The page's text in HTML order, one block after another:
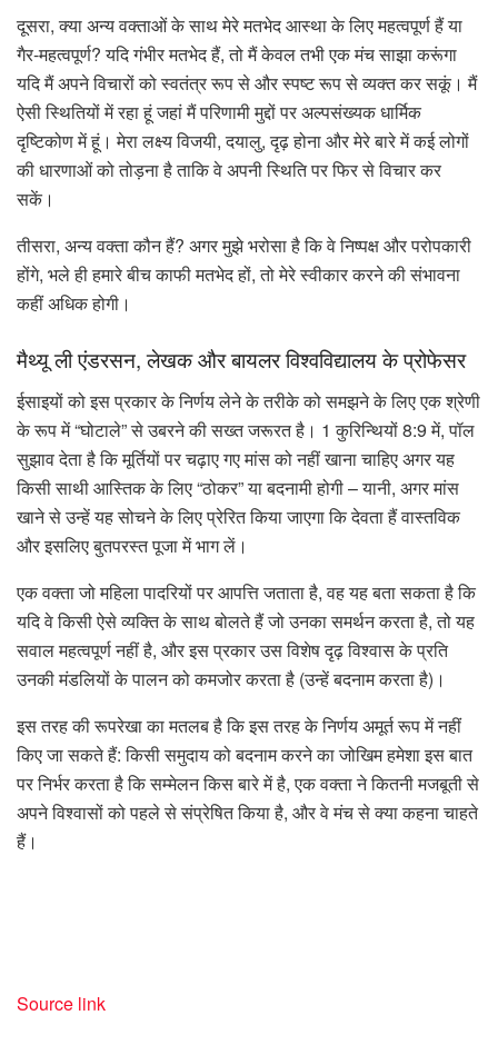
दूसरा, क्या अन्य वक्ताओं के साथ मेरे मतभेद आस्था के लिए महत्वपूर्ण हैं या
गैर-महत्वपूर्ण? यदि गंभीर मतभेद हैं, तो मैं केवल तभी एक मंच साझा करूंगा
यदि मैं अपने विचारों को स्वतंत्र रूप से और स्पष्ट रूप से व्यक्त कर सकूं। मैं
ऐसी स्थितियों में रहा हूं जहां मैं परिणामी मुद्दों पर अल्पसंख्यक धार्मिक
दृष्टिकोण में हूं। मेरा लक्ष्य विजयी, दयालु, दृढ़ होना और मेरे बारे में कई लोगों
की धारणाओं को तोड़ना है ताकि वे अपनी स्थिति पर फिर से विचार कर
सकें।
तीसरा, अन्य वक्ता कौन हैं? अगर मुझे भरोसा है कि वे निष्पक्ष और परोपकारी
होंगे, भले ही हमारे बीच काफी मतभेद हों, तो मेरे स्वीकार करने की संभावना
कहीं अधिक होगी।
मैथ्यू ली एंडरसन, लेखक और बायलर विश्वविद्यालय के प्रोफेसर
ईसाइयों को इस प्रकार के निर्णय लेने के तरीके को समझने के लिए एक श्रेणी
के रूप में “घोटाले” से उबरने की सख्त जरूरत है। 1 कुरिन्थियों 8:9 में, पॉल
सुझाव देता है कि मूर्तियों पर चढ़ाए गए मांस को नहीं खाना चाहिए अगर यह
किसी साथी आस्तिक के लिए “ठोकर” या बदनामी होगी – यानी, अगर मांस
खाने से उन्हें यह सोचने के लिए प्रेरित किया जाएगा कि देवता हैं वास्तविक
और इसलिए बुतपरस्त पूजा में भाग लें।
एक वक्ता जो महिला पादरियों पर आपत्ति जताता है, वह यह बता सकता है कि
यदि वे किसी ऐसे व्यक्ति के साथ बोलते हैं जो उनका समर्थन करता है, तो यह
सवाल महत्वपूर्ण नहीं है, और इस प्रकार उस विशेष दृढ़ विश्वास के प्रति
उनकी मंडलियों के पालन को कमजोर करता है (उन्हें बदनाम करता है)।
इस तरह की रूपरेखा का मतलब है कि इस तरह के निर्णय अमूर्त रूप में नहीं
किए जा सकते हैं: किसी समुदाय को बदनाम करने का जोखिम हमेशा इस बात
पर निर्भर करता है कि सम्मेलन किस बारे में है, एक वक्ता ने कितनी मजबूती से
अपने विश्वासों को पहले से संप्रेषित किया है, और वे मंच से क्या कहना चाहते
हैं।
Source link